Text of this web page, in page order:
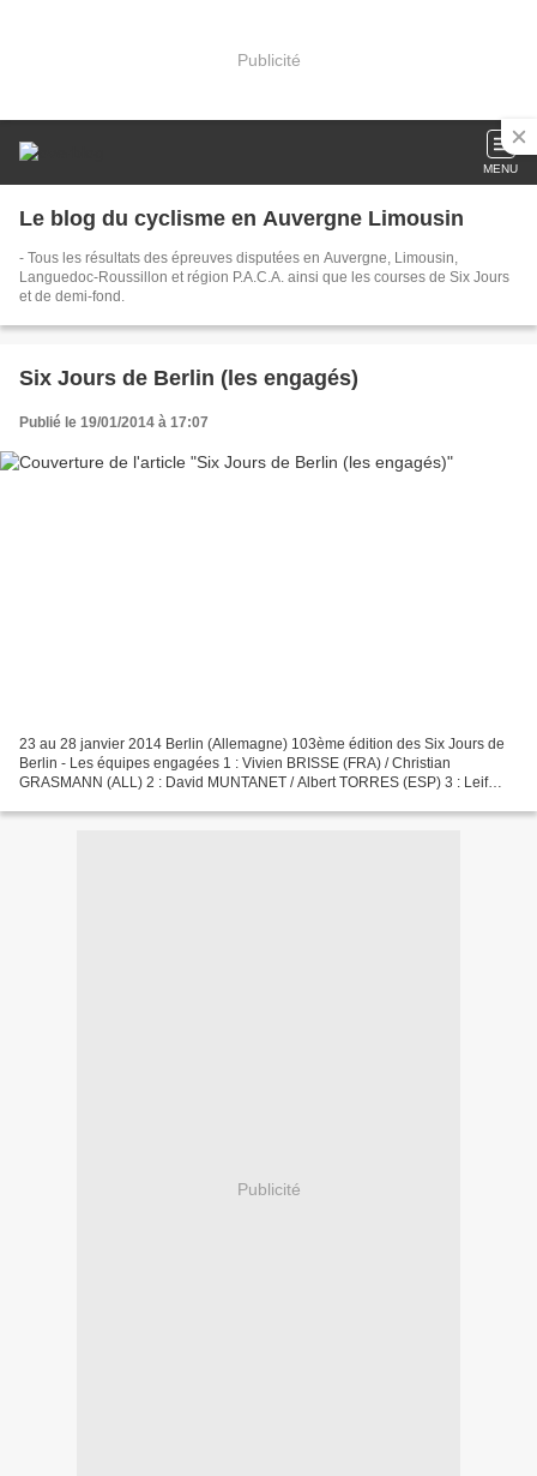
Publicité
MENU
Le blog du cyclisme en Auvergne Limousin
- Tous les résultats des épreuves disputées en Auvergne, Limousin,
Languedoc-Roussillon et région P.A.C.A. ainsi que les courses de Six Jours
et de demi-fond.
Six Jours de Berlin (les engagés)
Publié le 19/01/2014 à 17:07
23 au 28 janvier 2014 Berlin (Allemagne) 103ème édition des Six Jours de
Berlin - Les équipes engagées 1 : Vivien BRISSE (FRA) / Christian
GRASMANN (ALL) 2 : David MUNTANET / Albert TORRES (ESP) 3 : Leif
Publicité